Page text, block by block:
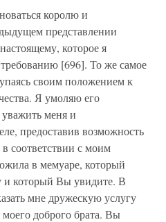
королю и
представлении
которое я
[696]. То же самое
своим положением к
Я умоляю его
меня и
предоставив возможность
соответствии с моим
в мемуаре, который
и который Вы увидите. В
мне дружескую услугу
доброго брата. Вы